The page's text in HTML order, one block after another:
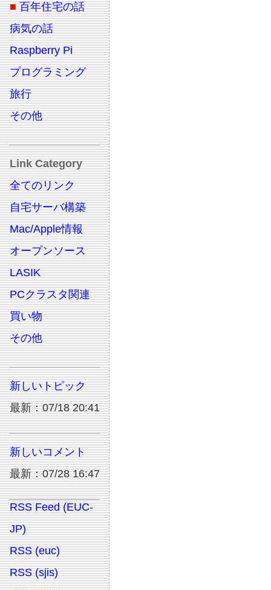
■ 百年住宅の話
病気の話
Raspberry Pi
プログラミング
旅行
その他
Link Category
全てのリンク
自宅サーバ構築
Mac/Apple情報
オープンソース
LASIK
PCクラスタ関連
買い物
その他
新しいトピック
最新：07/18 20:41
新しいコメント
最新：07/28 16:47
RSS Feed (EUC-
JP)
RSS (euc)
RSS (sjis)